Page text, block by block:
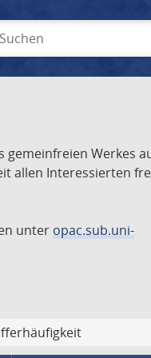
gemeinfreien Werkes
allen Interessierten
unter opac.sub.uni-